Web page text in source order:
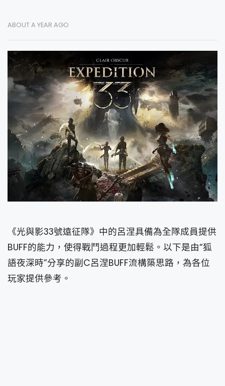
ABOUT A YEAR AGO
《光與影33號遠征隊》中的呂涅具備為全隊成員提供
BUFF的能力，使得戰鬥過程更加輕鬆。以下是由“狐
語夜深時”分享的副C呂涅BUFF流構築思路，為各位
玩家提供參考。